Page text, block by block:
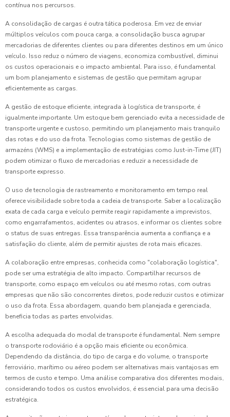
contínua nos percursos.
A consolidação de cargas é outra tática poderosa. Em vez de enviar
múltiplos veículos com pouca carga, a consolidação busca agrupar
mercadorias de diferentes clientes ou para diferentes destinos em um único
veículo. Isso reduz o número de viagens, economiza combustível, diminui
os custos operacionais e o impacto ambiental. Para isso, é fundamental
um bom planejamento e sistemas de gestão que permitam agrupar
eficientemente as cargas.
A gestão de estoque eficiente, integrada à logística de transporte, é
igualmente importante. Um estoque bem gerenciado evita a necessidade de
transporte urgente e custoso, permitindo um planejamento mais tranquilo
das rotas e do uso da frota. Tecnologias como sistemas de gestão de
armazéns (WMS) e a implementação de estratégias como Just-in-Time (JIT)
podem otimizar o fluxo de mercadorias e reduzir a necessidade de
transporte expresso.
O uso de tecnologia de rastreamento e monitoramento em tempo real
oferece visibilidade sobre toda a cadeia de transporte. Saber a localização
exata de cada carga e veículo permite reagir rapidamente a imprevistos,
como engarrafamentos, acidentes ou atrasos, e informar os clientes sobre
o status de suas entregas. Essa transparência aumenta a confiança e a
satisfação do cliente, além de permitir ajustes de rota mais eficazes.
A colaboração entre empresas, conhecida como "colaboração logística",
pode ser uma estratégia de alto impacto. Compartilhar recursos de
transporte, como espaço em veículos ou até mesmo rotas, com outras
empresas que não são concorrentes diretos, pode reduzir custos e otimizar
o uso da frota. Essa abordagem, quando bem planejada e gerenciada,
beneficia todas as partes envolvidas.
A escolha adequada do modal de transporte é fundamental. Nem sempre
o transporte rodoviário é a opção mais eficiente ou econômica.
Dependendo da distância, do tipo de carga e do volume, o transporte
ferroviário, marítimo ou aéreo podem ser alternativas mais vantajosas em
termos de custo e tempo. Uma análise comparativa dos diferentes modais,
considerando todos os custos envolvidos, é essencial para uma decisão
estratégica.